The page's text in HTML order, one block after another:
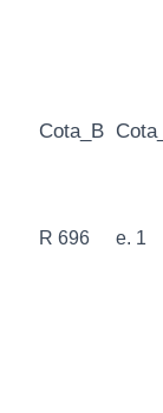
Cota_B
R 696 e. 1